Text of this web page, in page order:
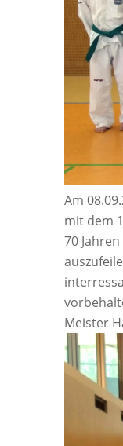
Am
mit dem
70
Meister